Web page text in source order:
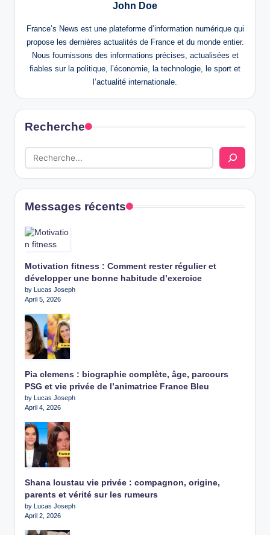
John Doe
France’s News est une plateforme d’information numérique qui
propose les dernières actualités de France et du monde entier.
Nous fournissons des informations précises, actualisées et
fiables sur la politique, l’économie, la technologie, le sport et
l’actualité internationale.
Recherche
Messages récents
Motivation fitness : Comment rester régulier et
développer une bonne habitude d’exercice
by Lucas Joseph
April 5, 2026
Pia clemens : biographie complète, âge, parcours
PSG et vie privée de l’animatrice France Bleu
by Lucas Joseph
April 4, 2026
Shana loustau vie privée : compagnon, origine,
parents et vérité sur les rumeurs
by Lucas Joseph
April 2, 2026